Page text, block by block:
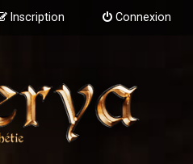
Connexion
Inscription